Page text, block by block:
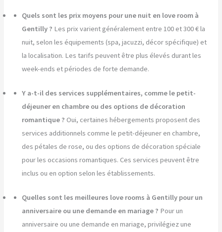
Quels sont les prix moyens pour une nuit en love room à
Gentilly ? Les prix varient généralement entre 100 et 300 € la
nuit, selon les équipements (spa, jacuzzi, décor spécifique) et
la localisation. Les tarifs peuvent être plus élevés durant les
week-ends et périodes de forte demande.
Y a-t-il des services supplémentaires, comme le petit-
déjeuner en chambre ou des options de décoration
romantique ? Oui, certaines hébergements proposent des
services additionnels comme le petit-déjeuner en chambre,
des pétales de rose, ou des options de décoration spéciale
pour les occasions romantiques. Ces services peuvent être
inclus ou en option selon les établissements.
Quelles sont les meilleures love rooms à Gentilly pour un
anniversaire ou une demande en mariage ? Pour un
anniversaire ou une demande en mariage, privilégiez une